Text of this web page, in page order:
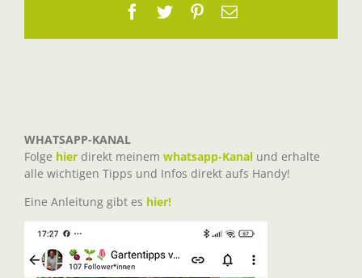
Facebook
TwitterPinterest
E-
WHATSAPP-KANAL
Folge hier direkt meinem whatsapp-Kanal und erhalte
alle wichtigen Tipps und Infos direkt aufs Handy!
Eine Anleitung gibt es hier!